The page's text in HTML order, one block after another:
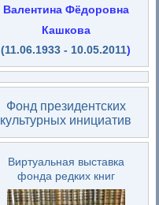
Валентина Фёдоровна
Кашкова
(11.06.1933 - 10.05.2011)
Фонд президентских
культурных инициатив
Виртуальная выставка
фонда редких книг